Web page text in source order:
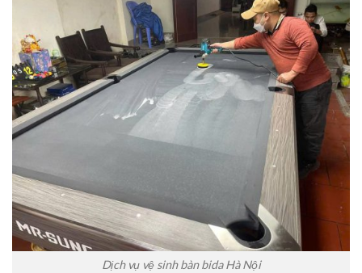
Dịch vụ vệ sinh bàn bida Hà Nội